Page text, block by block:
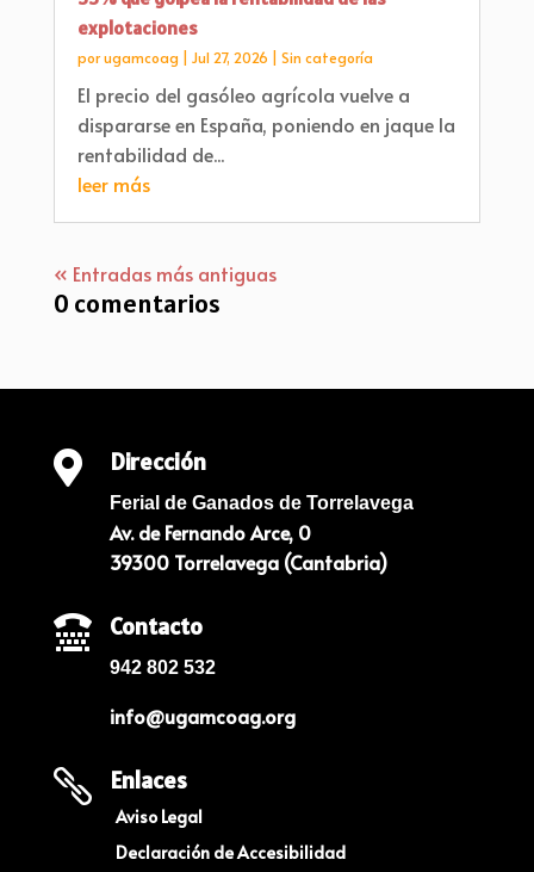
explotaciones
porugamcoag Jul 27, 2026 Sin categoría
El precio del gasóleo agrícola vuelve a
dispararse en España, poniendo en jaque la
rentabilidad de...
leer más
« Entradas más antiguas
0 comentarios
 Dirección
Ferial de Ganados de Torrelavega
Av. de Fernando Arce, 0
39300 Torrelavega (Cantabria)
 Contacto
942 802 532
info@ugamcoag.org
 Enlaces
Aviso Legal
Declaración de Accesibilidad